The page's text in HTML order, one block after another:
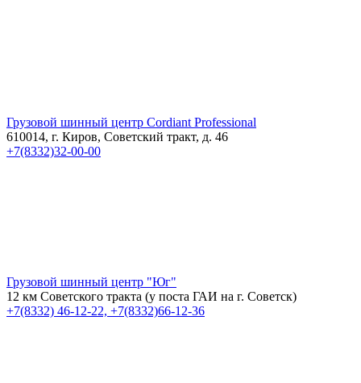
Грузовой шинный центр Cordiant Professional
610014, г. Киров, Советский тракт, д. 46
+7(8332)32-00-00
Грузовой шинный центр "Юг"
12 км Советского тракта (у поста ГАИ на г. Советск)
+7(8332) 46-12-22, +7(8332)66-12-36